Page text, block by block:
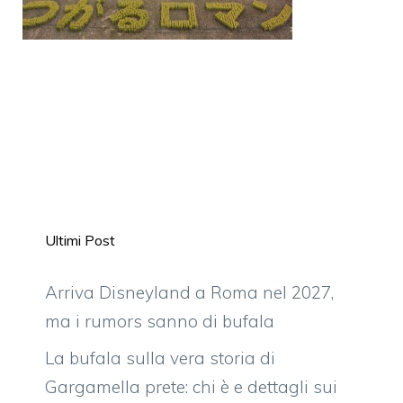
Ultimi Post
Arriva Disneyland a Roma nel 2027,
ma i rumors sanno di bufala
La bufala sulla vera storia di
Gargamella prete: chi è e dettagli sui